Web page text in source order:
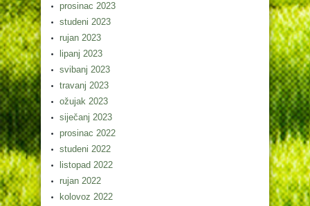
prosinac 2023
studeni 2023
rujan 2023
lipanj 2023
svibanj 2023
travanj 2023
ožujak 2023
siječanj 2023
prosinac 2022
studeni 2022
listopad 2022
rujan 2022
kolovoz 2022